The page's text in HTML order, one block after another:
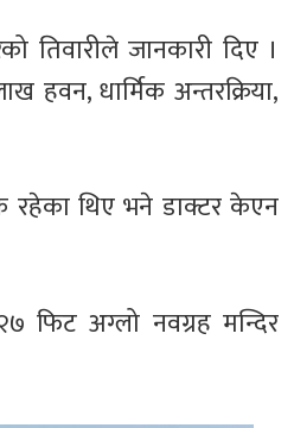
जानकारी दिए ।
हवन, धार्मिक अन्तरक्रिया,
रहेका थिए भने डाक्टर केएन
फिट अग्लो नवग्रह मन्दिर